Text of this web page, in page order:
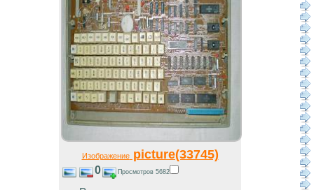
Изображениеpicture(33745)
0 Просмотров 5682